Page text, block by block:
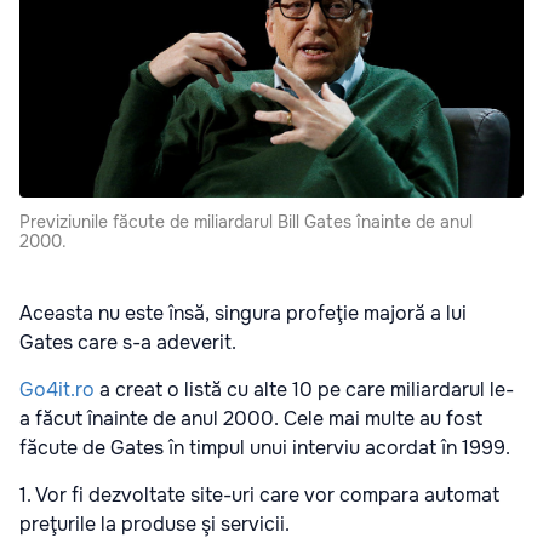
Previziunile făcute de miliardarul Bill Gates înainte de anul
2000.
Aceasta nu este însă, singura profeţie majoră a lui
Gates care s-a adeverit.
Go4it.ro a creat o listă cu alte 10 pe care miliardarul le-
a făcut înainte de anul 2000. Cele mai multe au fost
făcute de Gates în timpul unui interviu acordat în 1999.
1. Vor fi dezvoltate site-uri care vor compara automat
preţurile la produse şi servicii.